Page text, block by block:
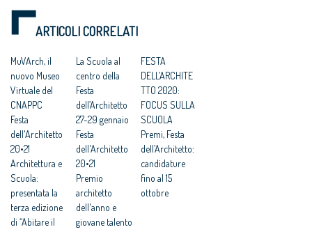
pilastro per la ripresa"
ARTICOLI CORRELATI
MuVArch, il
nuovo Museo
Virtuale del
CNAPPC
Festa
dell'Architetto
20•21
Architettura e
Scuola:
presentata la
terza edizione
di “Abitare il
La Scuola al
centro della
Festa
dell’Architetto
27-29 gennaio
Festa
dell'Architetto
20•21
Premio
architetto
dell'anno e
giovane talento
FESTA
DELL’ARCHITE
TTO 2020:
FOCUS SULLA
SCUOLA
Premi, Festa
dell’Architetto:
candidature
fino al 15
ottobre